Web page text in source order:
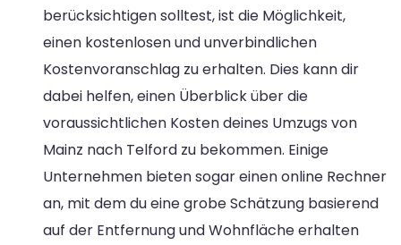
berücksichtigen solltest, ist die Möglichkeit,
einen kostenlosen und unverbindlichen
Kostenvoranschlag zu erhalten. Dies kann dir
dabei helfen, einen Überblick über die
voraussichtlichen Kosten deines Umzugs von
Mainz nach Telford zu bekommen. Einige
Unternehmen bieten sogar einen online Rechner
an, mit dem du eine grobe Schätzung basierend
auf der Entfernung und Wohnfläche erhalten